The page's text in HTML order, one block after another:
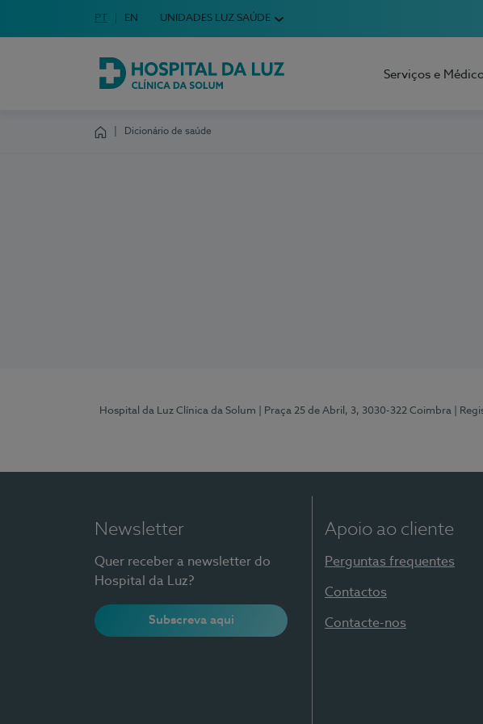
Escolha o seu idioma
Idioma em Português
PT English Language
EN UNIDADES LUZ SAÚDE
Hospital da Luz Clínica da Solum
Serviços e
Dicionário de saúde
Hospital da Luz Clínica da Solum | Praça 25 de Abril, 3, 3030-322 Coimbra |
Newsletter
Quer receber a newsletter do
Hospital da Luz?
Subscreva aqui
Apoio ao cliente
Perguntas frequentes
Contactos
Contacte-nos